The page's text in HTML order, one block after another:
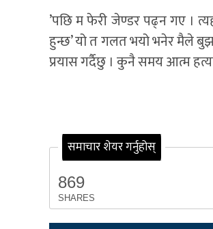
’पछि म फेरी जेण्डर पढ्न गए ।
हुन्छ’ यो त गलत भयो भनेर मैले
प्रयास गर्दैछु । कुनै समय आत्म
समाचार शेयर गर्नुहोस्
869
SHARES